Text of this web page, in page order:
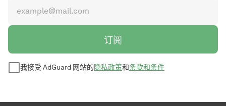
订阅
我接受 AdGuard 网站的隐私政策和条款和条件